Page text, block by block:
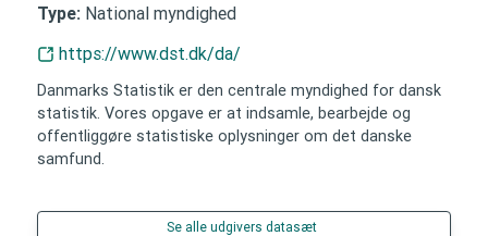
Type: National myndighed
https://www.dst.dk/da/
Danmarks Statistik er den centrale myndighed for dansk
statistik. Vores opgave er at indsamle, bearbejde og
offentliggøre statistiske oplysninger om det danske
samfund.
Se alle udgivers datasæt